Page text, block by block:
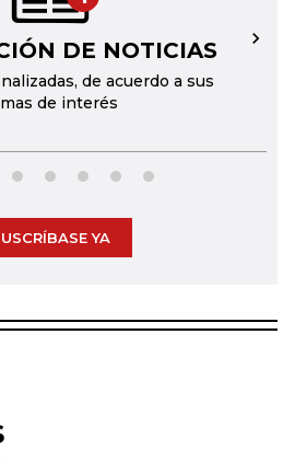
DE NOTICIAS
de acuerdo a sus
de interés
→
YA